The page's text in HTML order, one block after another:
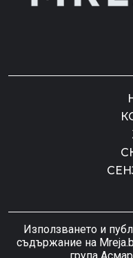
Използването и
съдържание на